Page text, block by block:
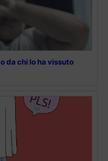
da chi lo ha vissuto